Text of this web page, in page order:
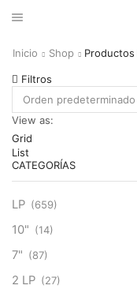
Inicio Shop Productos
Filtros
View as:
Grid
List
CATEGORÍAS
LP (659)
10" (14)
7" (87)
2 LP (27)